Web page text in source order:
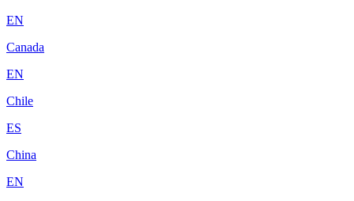
EN
Canada
EN
Chile
ES
China
EN